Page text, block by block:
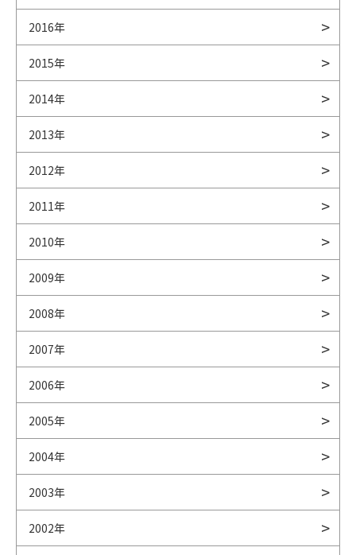
2016年
2015年
2014年
2013年
2012年
2011年
2010年
2009年
2008年
2007年
2006年
2005年
2004年
2003年
2002年